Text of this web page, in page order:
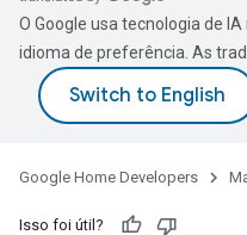
O Google usa tecnologia de
idioma de preferência. As
Google Home Developers
Isso foi útil?